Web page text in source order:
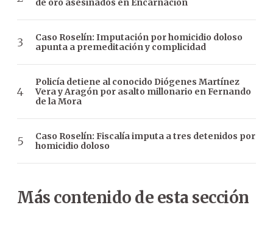
de oro asesinados en Encarnación
Caso Roselín: Imputación por homicidio doloso
apunta a premeditación y complicidad
Policía detiene al conocido Diógenes Martínez
Vera y Aragón por asalto millonario en Fernando
de la Mora
Caso Roselín: Fiscalía imputa a tres detenidos por
homicidio doloso
Más contenido de esta sección